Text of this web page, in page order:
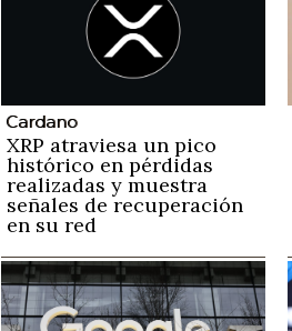
Cardano
XRP atraviesa un pico
histórico en pérdidas
realizadas y muestra
señales de recuperación
en su red